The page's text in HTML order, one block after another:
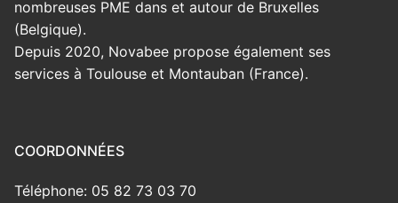
nombreuses PME dans et autour de Bruxelles
(Belgique).
Depuis 2020, Novabee propose également ses
services à Toulouse et Montauban (France).
COORDONNÉES
Téléphone: 05 82 73 03 70